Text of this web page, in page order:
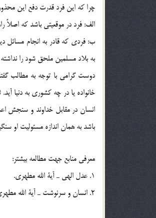
چرا كه اين فرد قدرت دفع اين
الف: فرد در موقعيتي باشد كه اصلاً
ب: فردي كه قادر به انجام مسائل
به بلاد مسلمين ملحق شود را نداشته است.[17] كه مساله تقيّه مطرح مي شود كه يكي از
دوست گرامي با توجه به مطالب
خانواده يا در چه كشوري به دنيا
انسان در مقابل خداوند و سنجش
باشد به همان اندازه مسئوليت او
معرفي منابع جهت مطالعه بيشتر:
1. عدل الهي ـ آية الله مطهري.
2. انسان و سرنوشت ـ آية الله مطهري.